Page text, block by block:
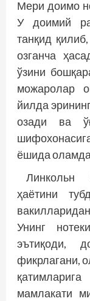
Мери доимо
У доимий
танқид
озганча
ўзини
можаролар
йилда
озади ва
ёшида
Линкольн
ҳаётини
Унинг
эътиқоди,
фикрлагани,
мамлакати